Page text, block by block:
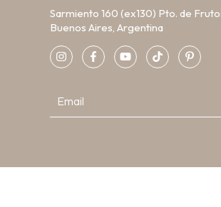
Sarmiento 160 (ex130) Pto. de
Buenos Aires, Argentina